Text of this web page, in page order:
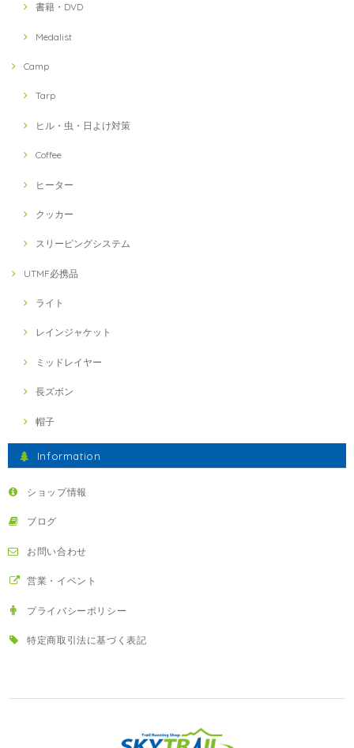
書籍・DVD
Medalist
Camp
Tarp
ヒル・虫・日よけ対策
Coffee
ヒーター
クッカー
スリーピングシステム
UTMF必携品
ライト
レインジャケット
ミッドレイヤー
長ズボン
帽子
Information
ショップ情報
ブログ
お問い合わせ
営業・イベント
プライバシーポリシー
特定商取引法に基づく表記